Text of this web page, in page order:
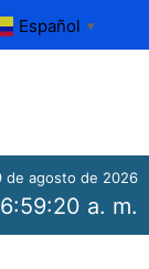
Español ▼
de agosto de 2026
a. m.